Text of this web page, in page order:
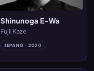
Shinunoga E-Wa
Fujii Kaze
JEPANG · 2020